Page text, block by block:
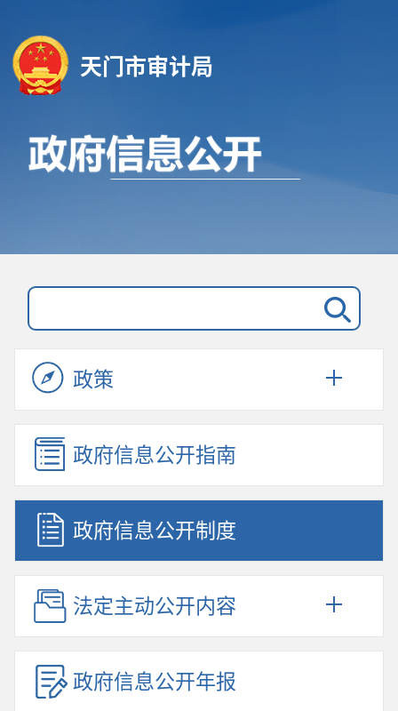
天门市审计局
政策
政府信息公开指南
政府信息公开制度
法定主动公开内容
政府信息公开年报